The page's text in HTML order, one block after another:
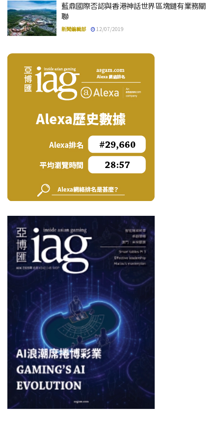
藍鼎國際否認與香港神話世界區塊鏈有業務關
聯
新聞編輯部 12/07/2019